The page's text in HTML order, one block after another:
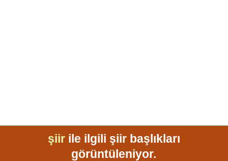
şiirile ilgili şiir başlıkları
görüntüleniyor.